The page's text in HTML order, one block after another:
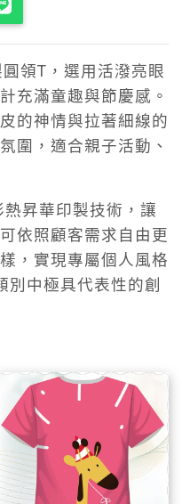
圓領T，選用活潑亮眼
充滿童趣與節慶感。
的神情與拉著細線的
圍，適合親子活動、
昇華印製技術，讓
依照顧客需求自由更
，實現專屬個人風格
別中極具代表性的創